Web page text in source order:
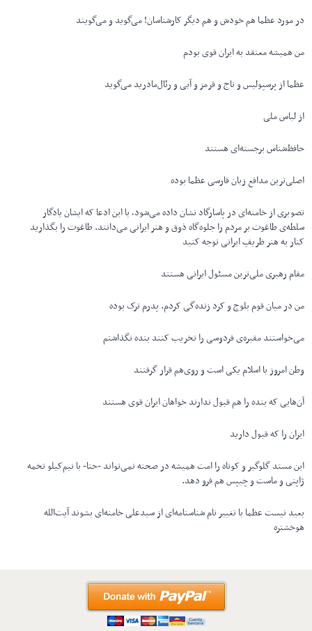
در مورد عظما هم خودش و هم دیگر کارشناسان! می‌گوید و می‌گویند
من همیشه معتقد به ایران قوی بودم
عظما از پرسپولیس و تاج و قرمز و آبی و رئال‌مادرید می‌گوید
از لباس ملی
حافظ‌شناس برجسته‌ای هستند
اصلی‌ترین مدافع زبان فارسی عظما بوده
تصویری از خامنه‌ای در پاسارگاد نشان داده می‌شود، با این ادعا که ایشان یادگار
سلطه‌ی طاغوت بر مردم را جلوه‌گاه ذوق و هنر ایرانی می‌دانند. طاغوت را بگذارید
کنار به هنر ظریفِ ایرانی توجه کنید
مقام رهبری ملی‌ترین مسئول ایرانی هستند
من در میان قوم بلوچ و کرد زنده‌گی کردم. پدرم ترک بوده
می‌خواستند مقبره‌ی فردوسی را تخریب کنند بنده نگذاشتم
وطن امروز با اسلام یکی است و روی‌هم قرار گرفتند
آن‌هایی که بنده را هم قبول ندارند خواهان ایران قوی هستند
ایران را که قبول دارید
این مستد گلوگیر و کوتاه را امت همیشه در صحنه نمی‌تواند -حتا- با نیم‌کیلو تخمه
ژاپنی و ماست و چیپس هم فرو دهد.
بعید نیست عظما با تغییر نام شناسنامه‌ای از سیدعلی خامنه‌ای بشوند آیت‌الله
هوخشتره